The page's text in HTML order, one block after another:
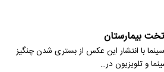
بیمارستان
با انتشار این عکس از بستری شدن چنگیز
و تلویزیون در…